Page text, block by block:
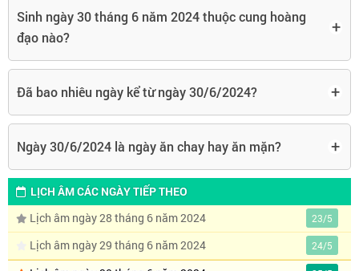
Sinh ngày 30 tháng 6 năm 2024 thuộc cung hoàng
đạo nào?
+
Đã bao nhiêu ngày kể từ ngày 30/6/2024? +
Ngày 30/6/2024 là ngày ăn chay hay ăn mặn? +
LỊCH ÂM CÁC NGÀY TIẾP THEO
Lịch âm ngày 28 tháng 6 năm 2024
23/5
Lịch âm ngày 29 tháng 6 năm 2024 24/5